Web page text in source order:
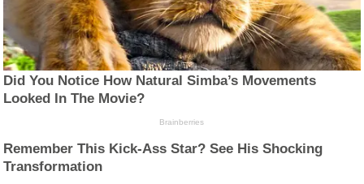
Did You Notice How Natural Simba’s Movements
Looked In The Movie?
Brainberries
Remember This Kick-Ass Star? See His Shocking
Transformation